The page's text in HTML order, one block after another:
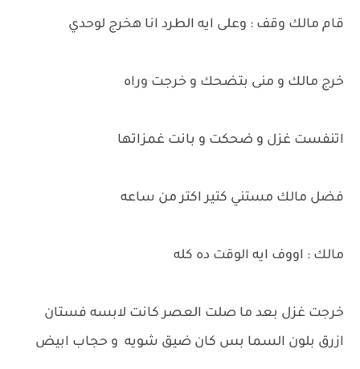
قام مالك وقف : وعلى ايه الطرد انا هخرج لوحدي
خرج مالك و منى بتضحك و خرجت وراه
اتنفست غزل و ضحكت و بانت غمزاتها
فضل مالك مستني كتير اكتر من ساعه
مالك : اووف ايه الوقت ده كله
خرجت غزل بعد ما صلت العصر كانت لابسه فستان
ازرق بلون السما بس كان ضيق شويه و حجاب ابيض